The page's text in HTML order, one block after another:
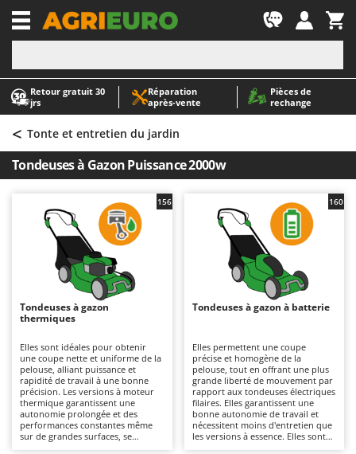
Retour gratuit 30
jrs
Réparation
après‑vente
Pièces de
rechange
-1
A
Abris de jardin
Accessoires pour tracteurs tondeuses autoportés
Aérateurs Scarificateurs pour gazon
Arracheuses de pommes de terre pour tracteur
Aspirateurs - Balais Électriques
Aspirateurs à cendres
Aspirateurs à feuilles sur roues
Aspirateurs de piscine
Aspirateurs Multifonctions
Atomiseurs agricoles pour tracteurs
Atomiseurs pour traitements
Autolaveuses
Autres produits
B
Balayeuses
A
AgriEuro Premium
AgriEuro TOP-LINE
AGT
Airmec
AL-KO
ALA 2000
Alpina
Ama
Ambrogio Robot
Annovi Reverberi
ANTHBOT
Archman
< Tonte et entretien du jardin
Tondeuses à Gazon Puissance 2000w
Tondeuses à gazon
thermiques
Elles sont idéales pour obtenir
une coupe nette et uniforme de la
pelouse, alliant puissance et
rapidité de travail à une bonne
précision. Les versions à moteur
thermique garantissent une
autonomie prolongée et des
performances constantes même
sur de grandes surfaces, se
156
Tondeuses à gazon à batterie
Elles permettent une coupe
précise et homogène de la
pelouse, tout en offrant une plus
grande liberté de mouvement par
rapport aux tondeuses électriques
filaires. Elles garantissent une
bonne autonomie de travail et
nécessitent moins d'entretien que
les versions à essence. Elles sont
160